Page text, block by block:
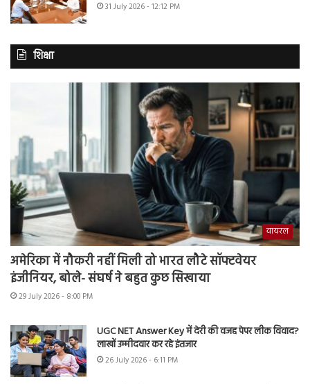
31 July 2026 - 12:12 PM
शिक्षा
वायरल
अमेरिका में नौकरी नहीं मिली तो भारत लौटे सॉफ्टवेयर
इंजीनियर, बोले- संघर्ष ने बहुत कुछ सिखाया
29 July 2026 - 8:00 PM
UGC NET Answer Key में देरी की वजह पेपर लीक विवाद?
लाखों उम्मीदवार कर रहे इंतजार
26 July 2026 - 6:11 PM